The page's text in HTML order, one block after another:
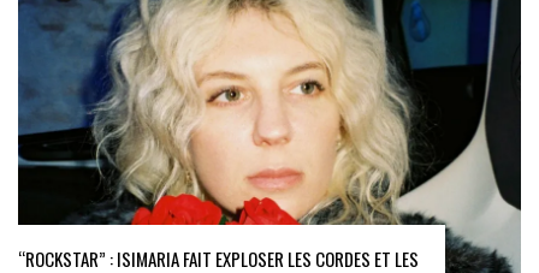
“ROCKSTAR” : ISIMARIA FAIT EXPLOSER LES CORDES ET LES